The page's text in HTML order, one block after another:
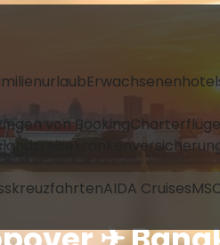
von BookingCharterflüge
AIDA Cruises